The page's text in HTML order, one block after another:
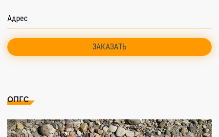
ЗАКАЗАТЬ
ОПГС